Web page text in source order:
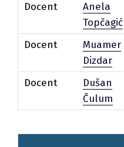
Docent
Anela
Topčagić
Docent
Muamer
Dizdar
Docent
Dušan
Čulum